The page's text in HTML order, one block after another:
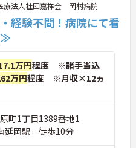
療法人社団嘉祥会 岡村病院
経験不問！病院にて看
≫
万円程度 ※諸手当込
万円程度 ※月収×12ヵ
町1丁目1389番地1
延岡駅」徒歩10分